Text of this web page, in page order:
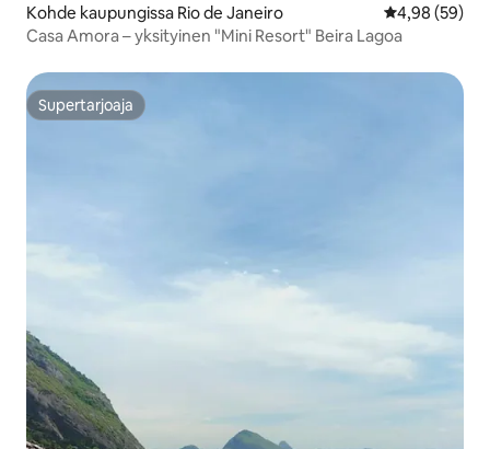
Kohde kaupungissa Rio de Janeiro
4,98 (59)
Casa Amora – yksityinen "Mini Resort" Beira Lagoa
Supertarjoaja
Supertarjoaja